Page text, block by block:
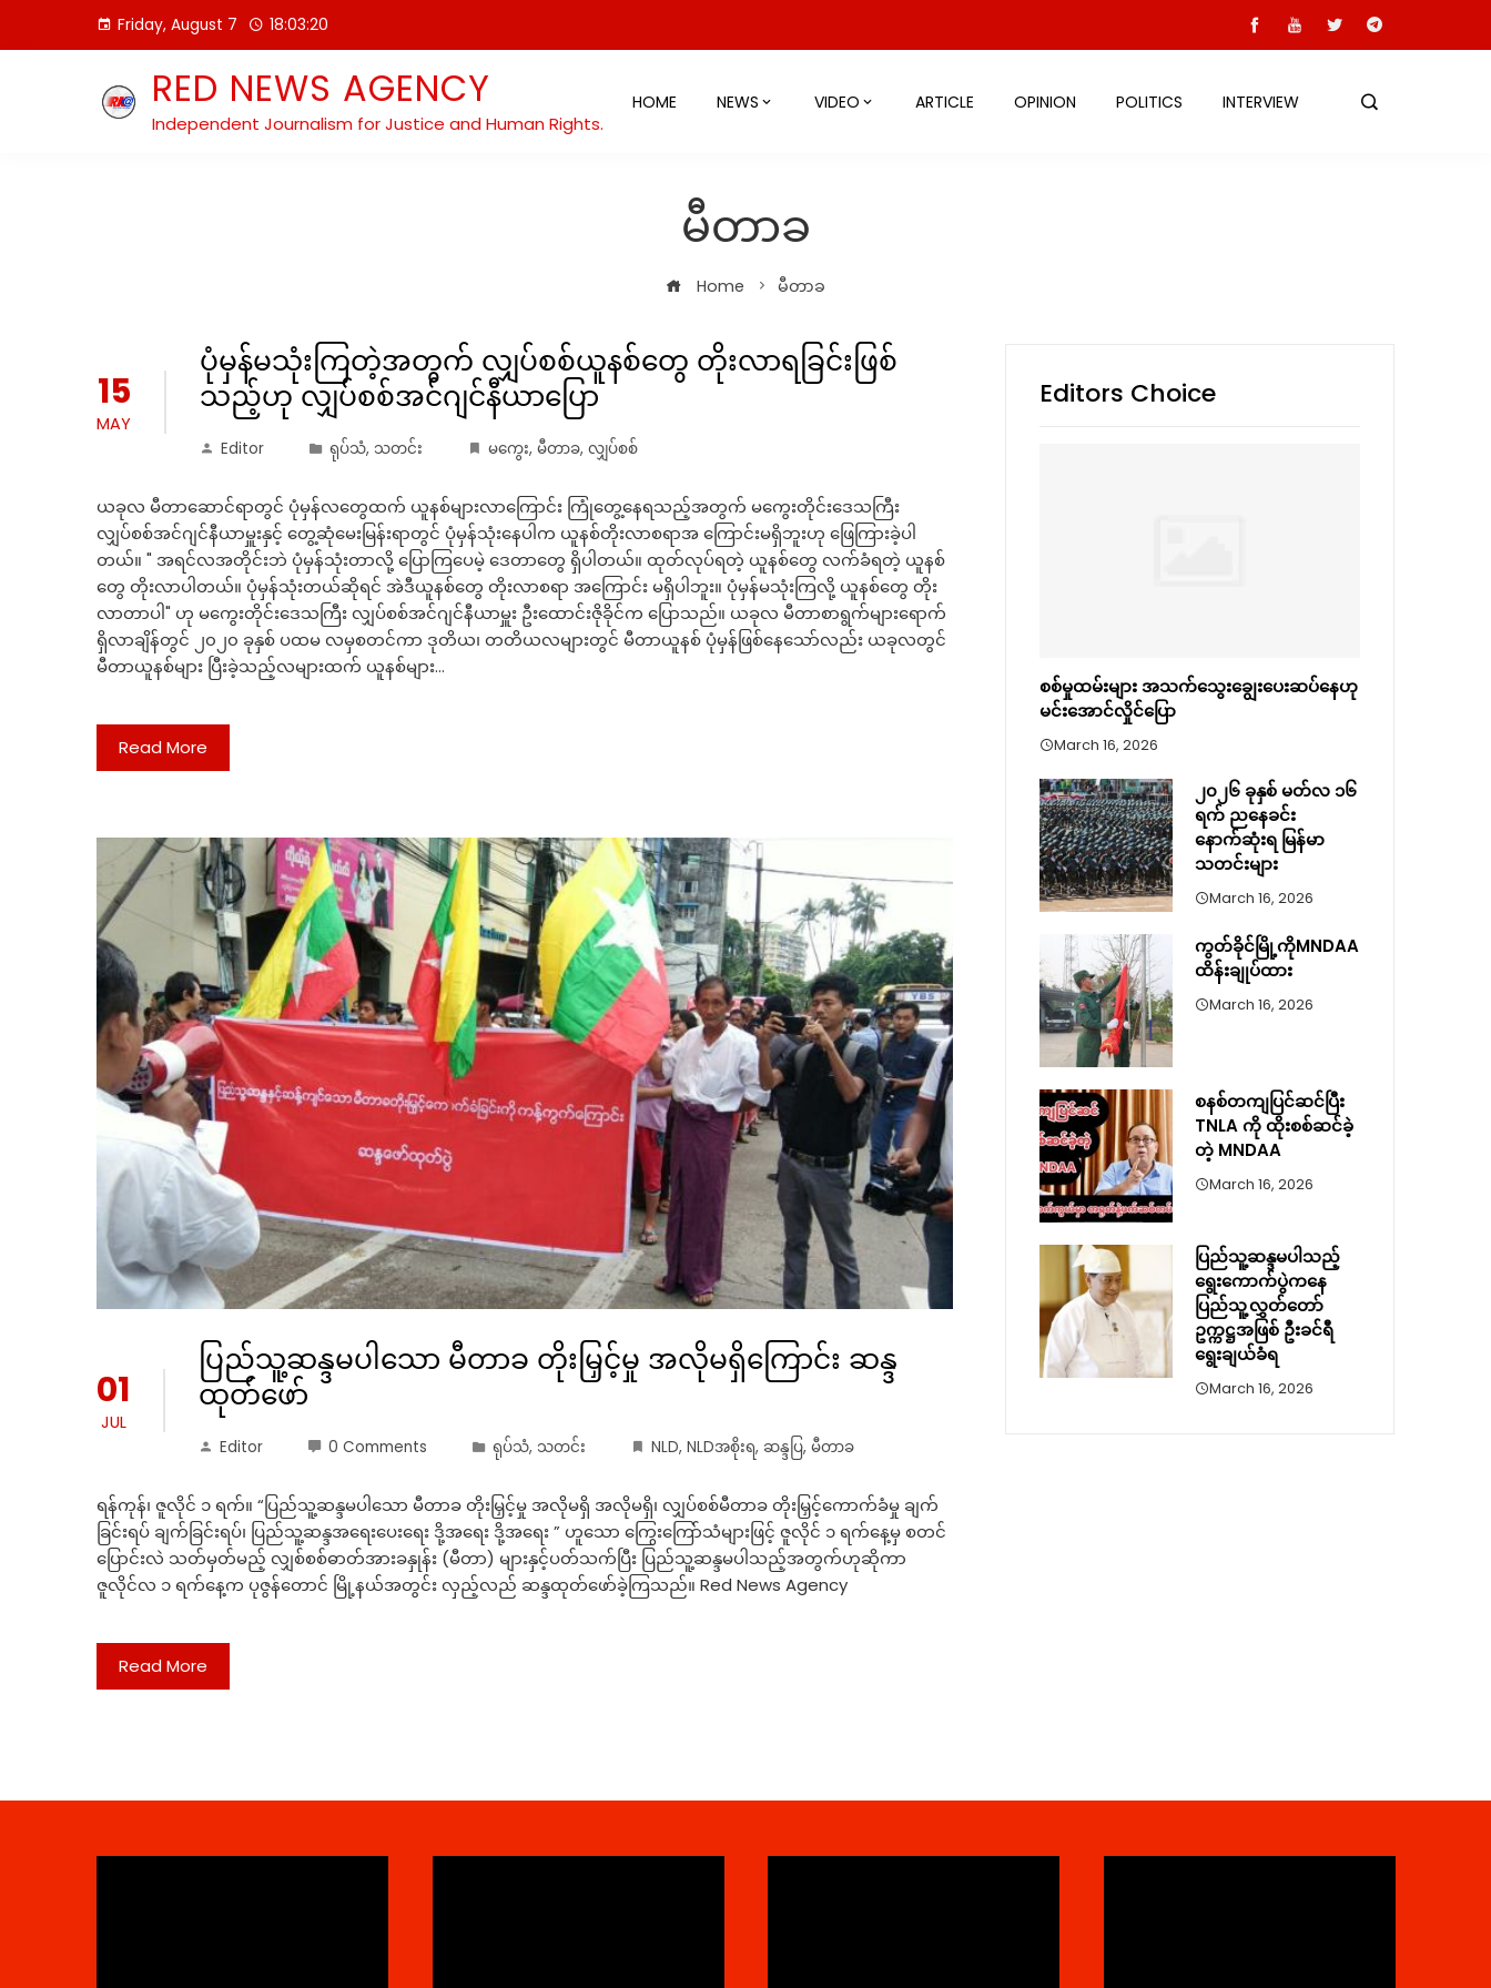
Friday, August 7 18:03:21
RED NEWS AGENCY
Independent Journalism for Justice and Human Rights.
HOME NEWS VIDEO ARTICLE OPINION POLITICS INTERVIEW
မီတာခ
Home မီတာခ
15
MAY
ပုံမှန်မသုံးကြတဲ့အတွက် လျှပ်စစ်ယူနစ်တွေ တိုးလာရခြင်းဖြစ်
သည့်ဟု လျှပ်စစ်အင်ဂျင်နီယာပြော
Editor ရုပ်သံ, သတင်း မကွေး, မီတာခ, လျှပ်စစ်
ယခုလ မီတာဆောင်ရာတွင် ပုံမှန်လတွေထက် ယူနစ်များလာကြောင်း ကြုံတွေ့နေရသည့်အတွက် မကွေးတိုင်းဒေသကြီး
လျှပ်စစ်အင်ဂျင်နီယာမှူးနှင့် တွေ့ဆုံမေးမြန်းရာတွင် ပုံမှန်သုံးနေပါက ယူနစ်တိုးလာစရာအ ကြောင်းမရှိဘူးဟု ဖြေကြားခဲ့ပါ
တယ်။ " အရင်လအတိုင်းဘဲ ပုံမှန်သုံးတာလို့ ပြောကြပေမဲ့ ဒေတာတွေ ရှိပါတယ်။ ထုတ်လုပ်ရတဲ့ ယူနစ်တွေ လက်ခံရတဲ့ ယူနစ်
တွေ တိုးလာပါတယ်။ ပုံမှန်သုံးတယ်ဆိုရင် အဲဒီယူနစ်တွေ တိုးလာစရာ အကြောင်း မရှိပါဘူး။ ပုံမှန်မသုံးကြလို့ ယူနစ်တွေ တိုး
လာတာပါ" ဟု မကွေးတိုင်းဒေသကြီး လျှပ်စစ်အင်ဂျင်နီယာမှူး ဦးထောင်းဇိုခိုင်က ပြောသည်။ ယခုလ မီတာစာရွက်များရောက်
ရှိလာချိန်တွင် ၂၀၂၀ ခုနှစ် ပထမ လမှစတင်ကာ ဒုတိယ၊ တတိယလများတွင် မီတာယူနစ် ပုံမှန်ဖြစ်နေသော်လည်း ယခုလတွင်
မီတာယူနစ်များ ပြီးခဲ့သည့်လများထက် ယူနစ်များ…
Read More
01
JUL
ပြည်သူ့ဆန္ဒမပါသော မီတာခ တိုးမြှင့်မှု အလိုမရှိကြောင်း ဆန္ဒ
ထုတ်ဖော်
Editor 0 Comments ရုပ်သံ, သတင်း NLD, NLDအစိုးရ, ဆန္ဒပြ, မီတာခ
ရန်ကုန်၊ ဇူလိုင် ၁ ရက်။ “ပြည်သူ့ဆန္ဒမပါသော မီတာခ တိုးမြှင့်မှု အလိုမရှိ အလိုမရှိ၊ လျှပ်စစ်မီတာခ တိုးမြှင့်ကောက်ခံမှု ချက်
ခြင်းရပ် ချက်ခြင်းရပ်၊ ပြည်သူ့ဆန္ဒအရေးပေးရေး ဒို့အရေး ဒို့အရေး ” ဟူသော ကြွေးကြော်သံများဖြင့် ဇူလိုင် ၁ ရက်နေ့မှ စတင်
ပြောင်းလဲ သတ်မှတ်မည့် လျှစ်စစ်ဓာတ်အားခနှုန်း (မီတာ) များနှင့်ပတ်သက်ပြီး ပြည်သူ့ဆန္ဒမပါသည့်အတွက်ဟုဆိုကာ
ဇူလိုင်လ ၁ ရက်နေ့က ပုဇွန်တောင် မြို့နယ်အတွင်း လှည့်လည် ဆန္ဒထုတ်ဖော်ခဲ့ကြသည်။ Red News Agency
Read More
Editors Choice
စစ်မှုထမ်းများ အသက်သွေးချွေးပေးဆပ်နေဟု
မင်းအောင်လှိုင်ပြော
March 16, 2026
၂၀၂၆ ခုနှစ် မတ်လ ၁၆
ရက် ညနေခင်း
နောက်ဆုံးရ မြန်မာ
သတင်းများ
March 16, 2026
ကွတ်ခိုင်မြို့ကိုMNDAA
ထိန်းချုပ်ထား
March 16, 2026
စနစ်တကျပြင်ဆင်ပြီး
TNLA ကို ထိုးစစ်ဆင်ခဲ့
တဲ့ MNDAA
March 16, 2026
ပြည်သူ့ဆန္ဒမပါသည့်
ရွေးကောက်ပွဲကနေ
ပြည်သူ့လွှတ်တော်
ဥက္ကဋ္ဌအဖြစ် ဦးခင်ရီ
ရွေးချယ်ခံရ
March 16, 2026